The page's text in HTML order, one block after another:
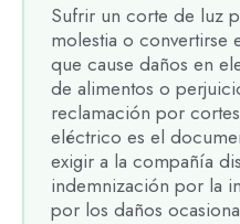
Sufrir un corte de luz
molestia o convertirse
que cause daños en
de alimentos o
reclamación por
eléctrico es el
exigir a la compañía
indemnización por la
por los daños